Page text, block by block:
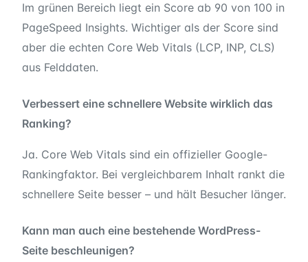
Im grünen Bereich liegt ein Score ab 90 von 100 in
PageSpeed Insights. Wichtiger als der Score sind
aber die echten Core Web Vitals (LCP, INP, CLS)
aus Felddaten.
Verbessert eine schnellere Website wirklich das
Ranking?
Ja. Core Web Vitals sind ein offizieller Google-
Rankingfaktor. Bei vergleichbarem Inhalt rankt die
schnellere Seite besser – und hält Besucher länger.
Kann man auch eine bestehende WordPress-
Seite beschleunigen?